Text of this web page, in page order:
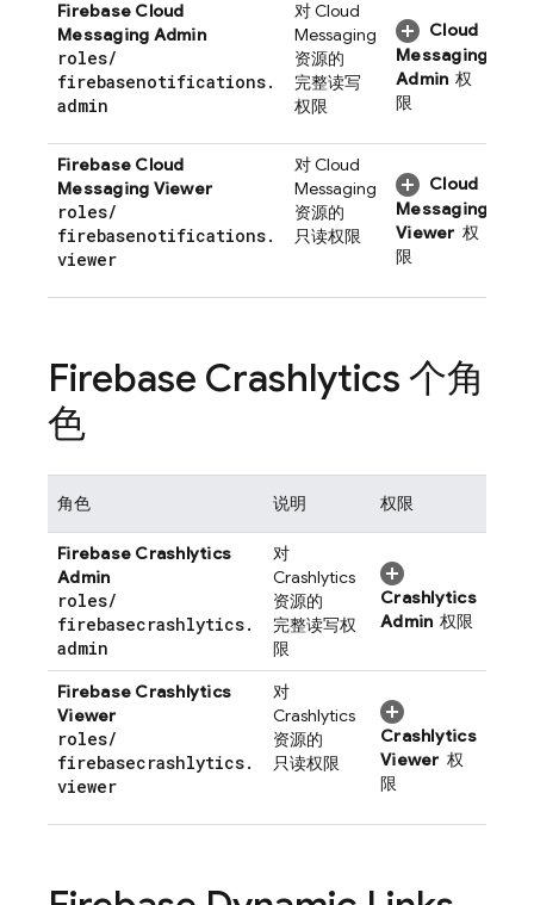
Firebase Cloud
Messaging Admin
roles/
firebasenotifications.
admin
对Cloud
Messaging
资源的
完整读写
权限
Cloud
Messaging
Admin 权
限
Firebase Cloud
Messaging Viewer
roles/
firebasenotifications.
viewer
对Cloud
Messaging
资源的
只读权限
Cloud
Messaging
Viewer 权
限
Firebase Crashlytics 个角
色
角色 说明 权限
Firebase Crashlytics
Admin
roles/
firebasecrashlytics.
admin
对
Crashlytics
资源的
完整读写权
限
Crashlytics
Admin 权限
Firebase Crashlytics
Viewer
roles/
firebasecrashlytics.
viewer
对
Crashlytics
资源的
只读权限
Crashlytics
Viewer 权
限